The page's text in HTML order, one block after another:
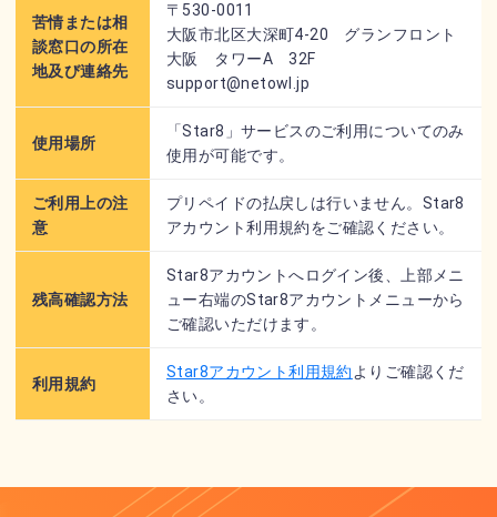
苦情または相
談窓口の所在
地及び連絡先
〒530-0011
大阪市北区大深町4-20 グランフロント
大阪 タワーA 32F
support@netowl.jp
使用場所
「Star8」サービスのご利用についてのみ
使用が可能です。
ご利用上の注
意
プリペイドの払戻しは行いません。Star8
アカウント利用規約をご確認ください。
残高確認方法
Star8アカウントへログイン後、上部メニ
ュー右端のStar8アカウントメニューから
ご確認いただけます。
利用規約
Star8アカウント利用規約 よりご確認くだ
さい。